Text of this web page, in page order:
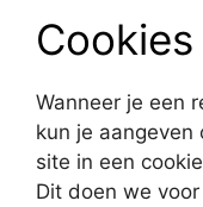
Cookies
Wanneer je een
kun je
site in een
Dit doen we